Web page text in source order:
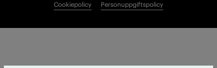
Cookiepolicy
Personuppgiftspolicy